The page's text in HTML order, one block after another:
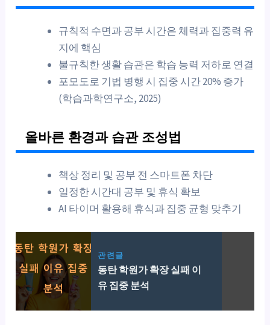
규칙적 수면과 공부 시간은 체력과 집중력 유
지에 핵심
불규칙한 생활 습관은 학습 능력 저하로 연결
포모도로 기법 병행 시 집중 시간 20% 증가
(학습과학연구소, 2025)
올바른 환경과 습관 조성법
책상 정리 및 공부 전 스마트폰 차단
일정한 시간대 공부 및 휴식 확보
AI 타이머 활용해 휴식과 집중 균형 맞추기
관련글
동탄 학원가 확장 실패 이
유 집중 분석